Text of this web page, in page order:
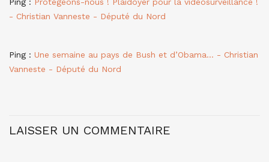
- Christian Vanneste - Député du Nord
Ping : Une semaine au pays de Bush et d’Obama… - Christian
Vanneste - Député du Nord
LAISSER UN COMMENTAIRE